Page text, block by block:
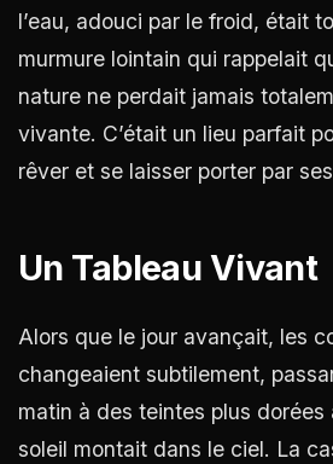
l’eau, adouci par le froid, était
murmure lointain qui rappelait
nature ne perdait jamais
vivante. C’était un lieu parfait
rêver et se laisser porter par
Un Tableau Vivant
Alors que le jour avançait, les
changeaient subtilement,
matin à des teintes plus dorées
soleil montait dans le ciel. La